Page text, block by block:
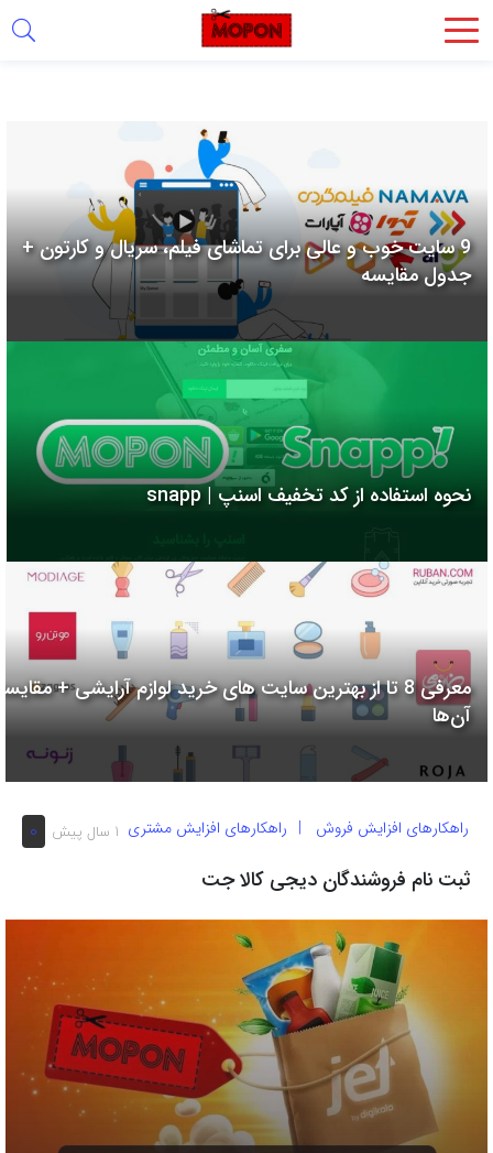
اشتراک
از
روش‌های
زیر
می‌توانید
صفحه
دوستان
خود
به
بگذارید.
لینک
9 سایت خوب و عالی برای تماشای فیلم، سریال و کارتون +
جدول مقایسه
نحوه استفاده از کد تخفیف اسنپ | snapp
معرفی 8 تا از بهترین سایت های خرید لوازم آرایشی +
آن‌ها
1 سال پیش 0 راهکارهای افزایش فروش راهکارهای افزایش مشتری
ثبت نام فروشندگان دیجی کالا جت